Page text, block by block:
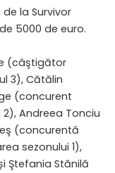
la Survivor
5000 de euro.
(câştigător
3), Cătălin
(concurent
Andreea Tonciu
(concurentă
sezonului 1),
Ştefania Stănilă